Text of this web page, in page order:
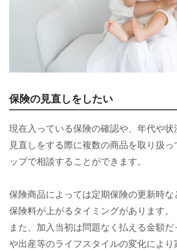
保険の見直しをしたい
現在入っている保険の確認や、年代や
見直しをする際に複数の商品を取り扱
ップで相談することができます。
保険商品によっては定期保険の更新時な
保険料が上がるタイミングがあります。
また、加入当初は問題なく払える金額
や出産等のライフスタイルの変化によ